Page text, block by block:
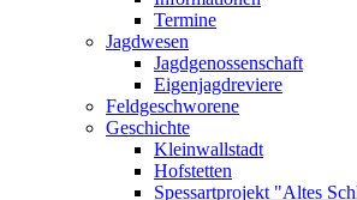
Termine
Jagdwesen
Jagdgenossenschaft
Eigenjagdreviere
Feldgeschworene
Geschichte
Kleinwallstadt
Hofstetten
Spessartprojekt "Altes